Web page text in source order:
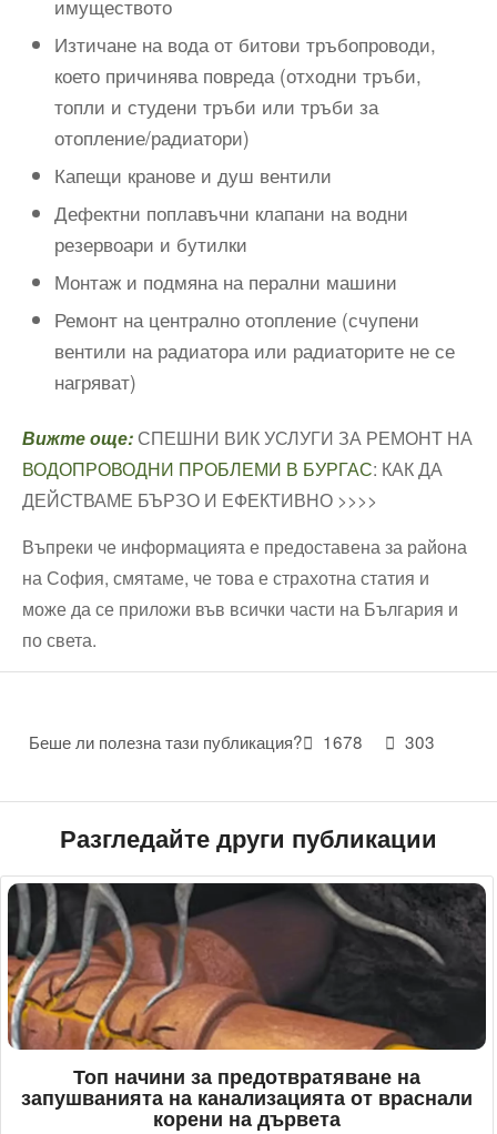
имуществото
Изтичане на вода от битови тръбопроводи,
което причинява повреда (отходни тръби,
топли и студени тръби или тръби за
отопление/радиатори)
Капещи кранове и душ вентили
Дефектни поплавъчни клапани на водни
резервоари и бутилки
Монтаж и подмяна на перални машини
Ремонт на централно отопление (счупени
вентили на радиатора или радиаторите не се
нагряват)
Вижте още:СПЕШНИ ВИК УСЛУГИ ЗА РЕМОНТ НА
ВОДОПРОВОДНИ ПРОБЛЕМИ В БУРГАС: КАК ДА
ДЕЙСТВАМЕ БЪРЗО И ЕФЕКТИВНО >>>>
Въпреки че информацията е предоставена за района
на София, смятаме, че това е страхотна статия и
може да се приложи във всички части на България и
по света.
Беше ли полезна тази публикация? 1678 303
Разгледайте други публикации
Топ начини за предотвратяване на
запушванията на канализацията от враснали
корени на дървета